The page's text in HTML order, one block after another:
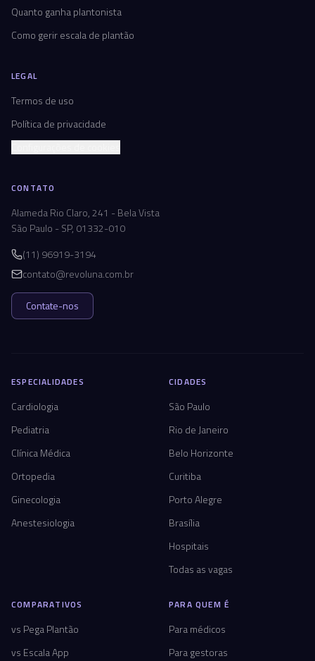
Quanto ganha plantonista
Como gerir escala de plantão
LEGAL
Termos de uso
Política de privacidade
CONTATO
Alameda Rio Claro, 241 - Bela Vista
São Paulo - SP, 01332-010
(11) 96919-3194
contato@revoluna.com.br
Contate-nos
ESPECIALIDADES
Cardiologia
Pediatria
Clínica Médica
Ortopedia
Ginecologia
Anestesiologia
CIDADES
São Paulo
Rio de Janeiro
Belo Horizonte
Curitiba
Porto Alegre
Brasília
Hospitais
Todas as vagas
COMPARATIVOS
vs Pega Plantão
vs Escala App
PARA QUEM É
Para médicos
Para gestoras